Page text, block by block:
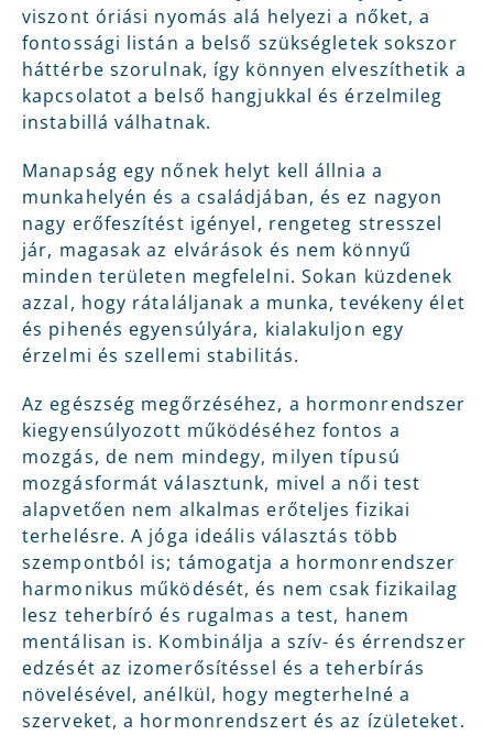
viszont óriási nyomás alá helyezi a nőket, a
fontossági listán a belső szükségletek sokszor
háttérbe szorulnak, így könnyen elveszíthetik a
kapcsolatot a belső hangjukkal és érzelmileg
instabillá válhatnak.
Manapság egy nőnek helyt kell állnia a
munkahelyén és a családjában, és ez nagyon
nagy erőfeszítést igényel, rengeteg stresszel
jár, magasak az elvárások és nem könnyű
minden területen megfelelni. Sokan küzdenek
azzal, hogy rátaláljanak a munka, tevékeny élet
és pihenés egyensúlyára, kialakuljon egy
érzelmi és szellemi stabilitás.
Az egészség megőrzéséhez, a hormonrendszer
kiegyensúlyozott működéséhez fontos a
mozgás, de nem mindegy, milyen típusú
mozgásformát választunk, mivel a női test
alapvetően nem alkalmas erőteljes fizikai
terhelésre. A jóga ideális választás több
szempontból is; támogatja a hormonrendszer
harmonikus működését, és nem csak fizikailag
lesz teherbíró és rugalmas a test, hanem
mentálisan is. Kombinálja a szív- és érrendszer
edzését az izomerősítéssel és a teherbírás
növelésével, anélkül, hogy megterhelné a
szerveket, a hormonrendszert és az ízületeket.